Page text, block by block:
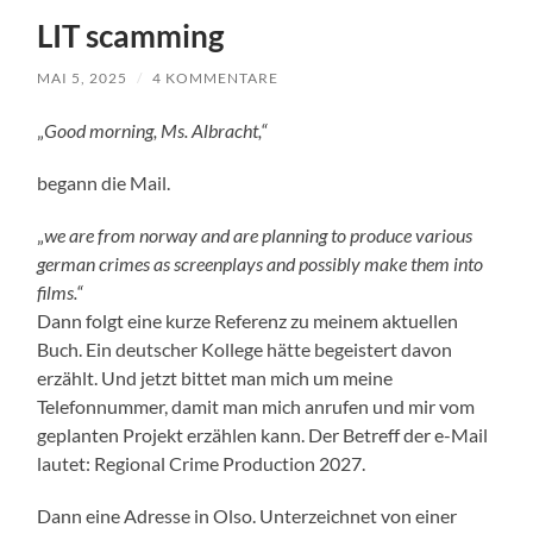
LIT scamming
MAI 5, 2025 / 4 KOMMENTARE
„Good morning, Ms. Albracht,“
begann die Mail.
„we are from norway and are planning to produce various
german crimes as screenplays and possibly make them into
films.“
Dann folgt eine kurze Referenz zu meinem aktuellen
Buch. Ein deutscher Kollege hätte begeistert davon
erzählt. Und jetzt bittet man mich um meine
Telefonnummer, damit man mich anrufen und mir vom
geplanten Projekt erzählen kann. Der Betreff der e-Mail
lautet: Regional Crime Production 2027.
Dann eine Adresse in Olso. Unterzeichnet von einer